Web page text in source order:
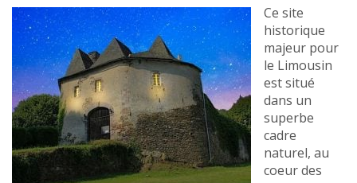
Ce site
historique
majeur pour
le Limousin
est situé
dans un
superbe
cadre
naturel, au
coeur des